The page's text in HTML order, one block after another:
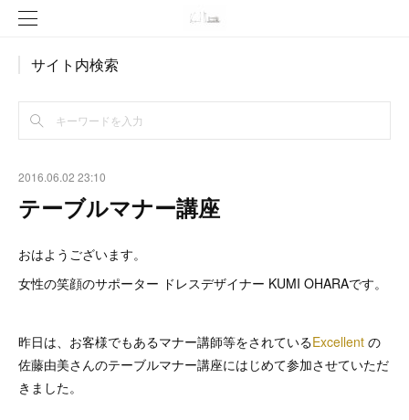
サイト内検索
2016.06.02 23:10
テーブルマナー講座
おはようございます。
女性の笑顔のサポーター ドレスデザイナー KUMI OHARAです。
昨日は、お客様でもあるマナー講師等をされているExcellent の
佐藤由美さんのテーブルマナー講座にはじめて参加させていただ
きました。